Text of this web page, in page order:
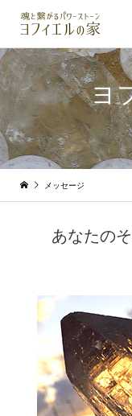
ヨ
メッセージ
あなたの